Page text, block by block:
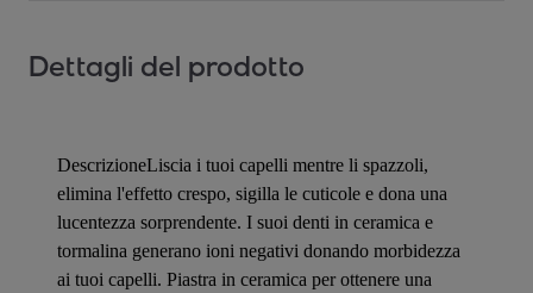
Dettagli del prodotto
DescrizioneLiscia i tuoi capelli mentre li spazzoli,
elimina l'effetto crespo, sigilla le cuticole e dona una
lucentezza sorprendente. I suoi denti in ceramica e
tormalina generano ioni negativi donando morbidezza
ai tuoi capelli. Piastra in ceramica per ottenere una